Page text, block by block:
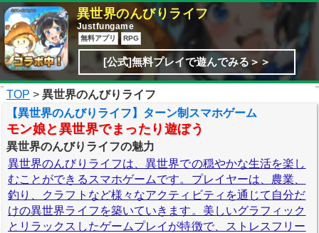
異世界のんびりライフ
Justfungame
無料アプリ RPG
[公式]無料プレイで遊んでみる＞＞
TOP > 異世界のんびりライフ
【異世界のんびりライフ】ターン制スマホゲーム
モン娘と異世界でまったり遊ぼう
異世界のんびりライフの魅力
異世界のんびりライフは、異世界での穏やかな生活を楽し
むことができるスマホゲームです。プレイヤーは、農業、
釣り、クラフトなど様々なアクティビティを通じて自分だ
けの異世界ライフを築いていきます。美しいグラフィック
とリラックスしたゲームプレイが特徴で、ストレスフリー